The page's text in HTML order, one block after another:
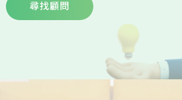
尋找顧問